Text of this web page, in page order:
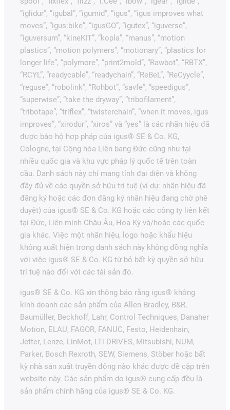
“iglidur”, “igubal”, “igumid”, “igus”, “igus improves what
moves”, “igus:bike”, “igusGO”, “igutex”, “iguverse”,
“iguversum”, “kineKIT”, “kopla”, “manus”, “motion
plastics”, “motion polymers”, “motionary”, “plastics for
longer life”, “polymore”, “print2mold”, “Rawbot”, “RBTX”,
“RCYL”, “readycable”, “readychain”, “ReBeL”, “ReCyycle”,
“reguse”, “robolink”, “Rohbot”, “savfe”, “speedigus”,
“superwise”, “take the dryway”, “tribofilament”,
“tribotape”, “triflex”, “twisterchain”, “when it moves, igus
improves”, “xirodur”, “xiros” và “yes” là các nhãn hiệu đã
được bảo hộ hợp pháp của igus® SE & Co. KG,
Cologne, tại Cộng hòa Liên bang Đức cũng như tại
nhiều quốc gia và khu vực pháp lý quốc tế trên toàn
cầu. Danh sách này chỉ mang tính đại diện và không
đầy đủ về các quyền sở hữu trí tuệ (ví dụ: nhãn hiệu đã
đăng ký hoặc các đơn đăng ký nhãn hiệu đang chờ phê
duyệt) của igus® SE & Co. KG hoặc các công ty liên kết
tại Đức, Liên minh Châu Âu, Hoa Kỳ và/hoặc các quốc
gia khác. Việc một nhãn hiệu, logo hoặc khẩu hiệu
không xuất hiện trong danh sách này không đồng nghĩa
với việc igus® SE & Co. KG từ bỏ bất kỳ quyền sở hữu
trí tuệ nào đối với các tài sản đó.
igus® SE & Co. KG xin thông báo rằng igus® không
kinh doanh các sản phẩm của Allen Bradley, B&R,
Baumüller, Beckhoff, Lahr, Control Techniques, Danaher
Motion, ELAU, FAGOR, FANUC, Festo, Heidenhain,
Jetter, Lenze, LinMot, LTi DRiVES, Mitsubishi, NUM,
Parker, Bosch Rexroth, SEW, Siemens, Stöber hoặc bất
kỳ nhà sản xuất truyền động nào khác được đề cập trên
website này. Các sản phẩm do igus® cung cấp đều là
sản phẩm chính hãng của igus® SE & Co. KG.